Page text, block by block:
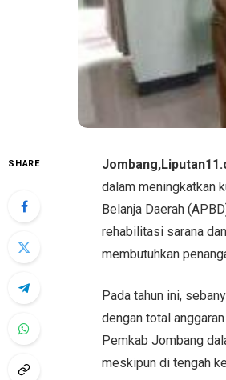
SHARE
dalam meningkatkan
Belanja Daerah
rehabilitasi sarana
membutuhkan
Pada tahun ini,
dengan total
Pemkab Jombang
meskipun di tengah